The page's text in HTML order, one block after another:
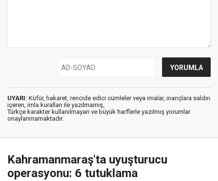
UYARI: Küfür, hakaret, rencide edici cümleler veya imalar, inançlara saldırı
içeren, imla kuralları ile yazılmamış,
Türkçe karakter kullanılmayan ve büyük harflerle yazılmış yorumlar
onaylanmamaktadır.
Kahramanmaraş'ta uyuşturucu
operasyonu: 6 tutuklama